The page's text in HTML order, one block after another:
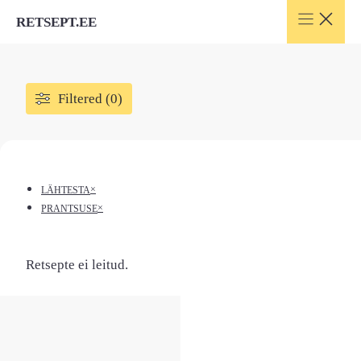
RETSEPT.EE
Filtered (0)
LÄHTESTA×
PRANTSUSE×
Retsepte ei leitud.